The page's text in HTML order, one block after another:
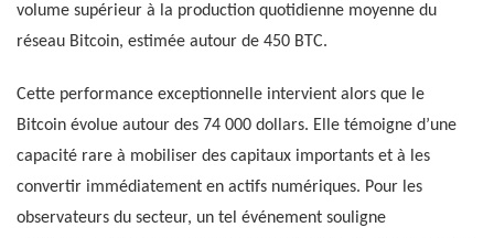
volume supérieur à la production quotidienne moyenne du
réseau Bitcoin, estimée autour de 450 BTC.
Cette performance exceptionnelle intervient alors que le
Bitcoin évolue autour des 74 000 dollars. Elle témoigne d’une
capacité rare à mobiliser des capitaux importants et à les
convertir immédiatement en actifs numériques. Pour les
observateurs du secteur, un tel événement souligne